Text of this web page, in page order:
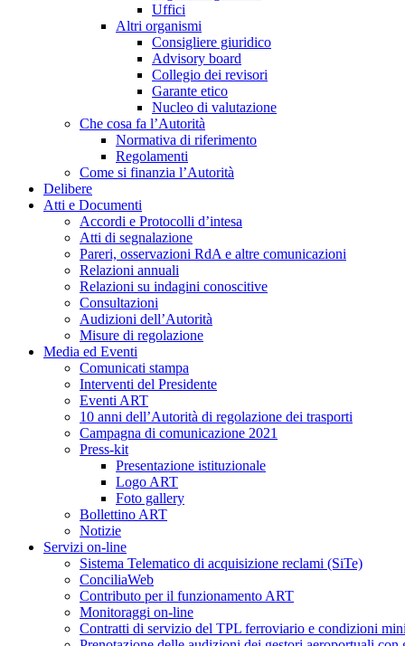
Uffici
Altri organismi
Consigliere giuridico
Advisory board
Collegio dei revisori
Garante etico
Nucleo di valutazione
Che cosa fa l’Autorità
Normativa di riferimento
Regolamenti
Come si finanzia l’Autorità
Delibere
Atti e Documenti
Accordi e Protocolli d’intesa
Atti di segnalazione
Pareri, osservazioni RdA e altre comunicazioni
Relazioni annuali
Relazioni su indagini conoscitive
Consultazioni
Audizioni dell’Autorità
Misure di regolazione
Media ed Eventi
Comunicati stampa
Interventi del Presidente
Eventi ART
10 anni dell’Autorità di regolazione dei trasporti
Campagna di comunicazione 2021
Press-kit
Presentazione istituzionale
Logo ART
Foto gallery
Bollettino ART
Notizie
Servizi on-line
Sistema Telematico di acquisizione reclami (SiTe)
ConciliaWeb
Contributo per il funzionamento ART
Monitoraggi on-line
Contratti di servizio del TPL ferroviario e condizioni